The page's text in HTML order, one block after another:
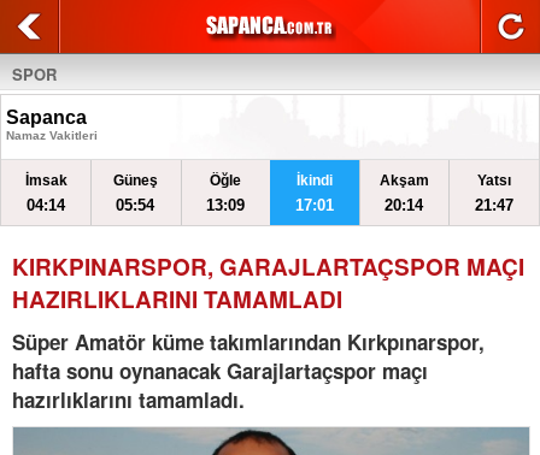
SPOR
Sapanca
Namaz Vakitleri
İmsak
04:14
Güneş
05:54
Öğle
13:09
İkindi
17:01
Akşam
20:14
Yatsı
21:47
KIRKPINARSPOR, GARAJLARTAÇSPOR MAÇI
HAZIRLIKLARINI TAMAMLADI
Süper Amatör küme takımlarından Kırkpınarspor,
hafta sonu oynanacak Garajlartaçspor maçı
hazırlıklarını tamamladı.